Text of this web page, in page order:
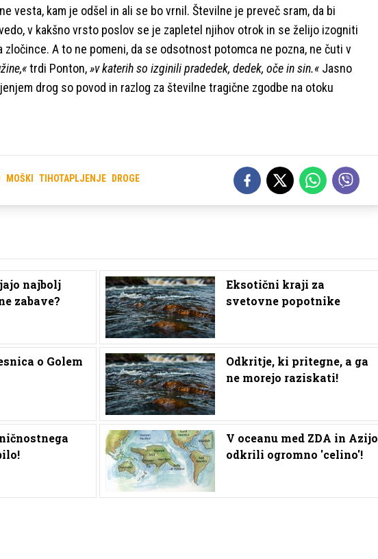
vesta, kam je odšel in ali se bo vrnil. Številne je preveč sram, da bi
v kakšno vrsto poslov se je zapletel njihov otrok in se želijo izogniti
zločince. A to ne pomeni, da se odsotnost potomca ne pozna, ne čuti v
trdi Ponton,»v katerih so izginili pradedek, dedek, oče in sin.« Jasno
drog so povod in razlog za številne tragične zgodbe na otoku
MOŠKI TIHOTAPLJENJE DROGE
najbolj
zabave?
Eksotični kraji za
svetovne popotnike
o Golem
Odkritje, ki pritegne, a ga
ne morejo raziskati!
V oceanu med ZDA in Azijo
odkrili ogromno 'celino'!